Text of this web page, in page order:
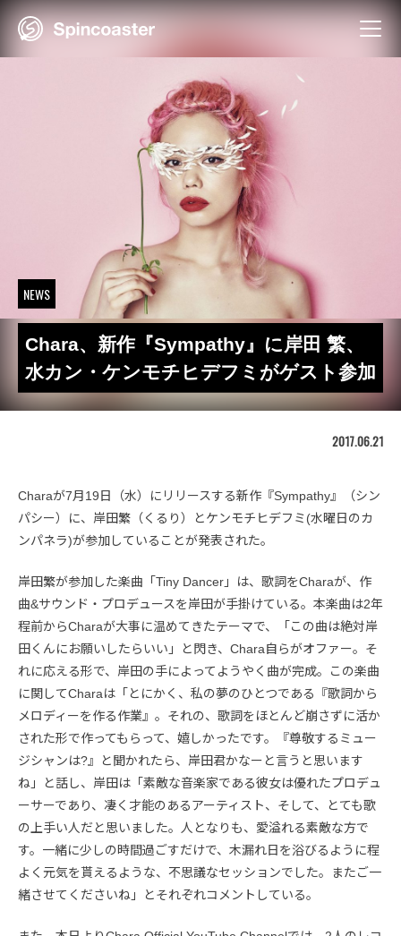
Skip
NEWS
Chara、新作『Sympathy』に岸田 繁、
水カン・ケンモチヒデフミがゲスト参加
2017.06.21
Charaが7月19日（水）にリリースする新作『Sympathy』（シン
パシー）に、岸田繁（くるり）とケンモチヒデフミ(水曜日のカ
ンパネラ)が参加していることが発表された。
岸田繁が参加した楽曲「Tiny Dancer」は、歌詞をCharaが、作
曲&サウンド・プロデュースを岸田が手掛けている。本楽曲は2年
程前からCharaが大事に温めてきたテーマで、「この曲は絶対岸
田くんにお願いしたらいい」と閃き、Chara自らがオファー。そ
れに応える形で、岸田の手によってようやく曲が完成。この楽曲
に関してCharaは「とにかく、私の夢のひとつである『歌詞から
メロディーを作る作業』。それの、歌詞をほとんど崩さずに活か
された形で作ってもらって、嬉しかったです。『尊敬するミュー
ジシャンは?』と聞かれたら、岸田君かなーと言うと思います
ね」と話し、岸田は「素敵な音楽家である彼女は優れたプロデュ
ーサーであり、凄く才能のあるアーティスト、そして、とても歌
の上手い人だと思いました。人となりも、愛溢れる素敵な方で
す。一緒に少しの時間過ごすだけで、木漏れ日を浴びるように程
よく元気を貰えるような、不思議なセッションでした。またご一
緒させてくださいね」とそれぞれコメントしている。